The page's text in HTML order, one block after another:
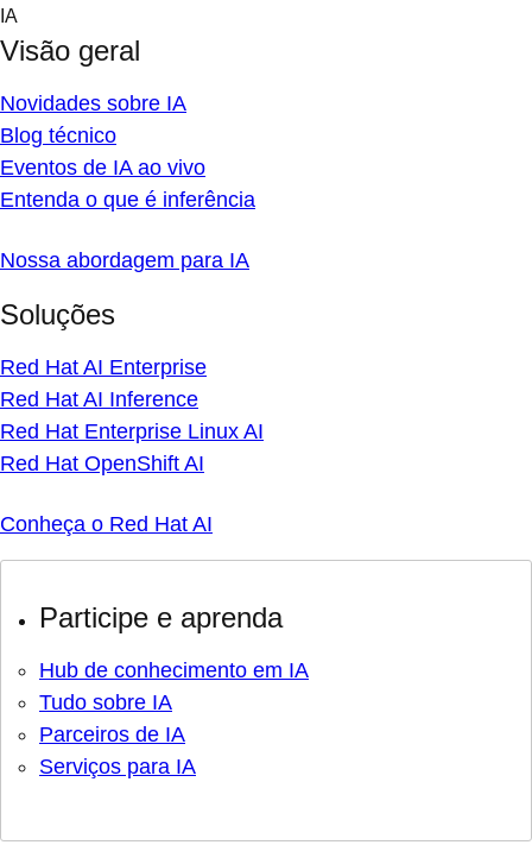
Skip
content
IA
Visão geral
Novidades sobre IA
Blog técnico
Eventos de IA ao vivo
Entenda o que é inferência
Nossa abordagem para IA
Soluções
Red Hat AI Enterprise
Red Hat AI Inference
Red Hat Enterprise Linux AI
Red Hat OpenShift AI
Conheça o Red Hat AI
Participe e aprenda
Hub de conhecimento em IA
Tudo sobre IA
Parceiros de IA
Serviços para IA